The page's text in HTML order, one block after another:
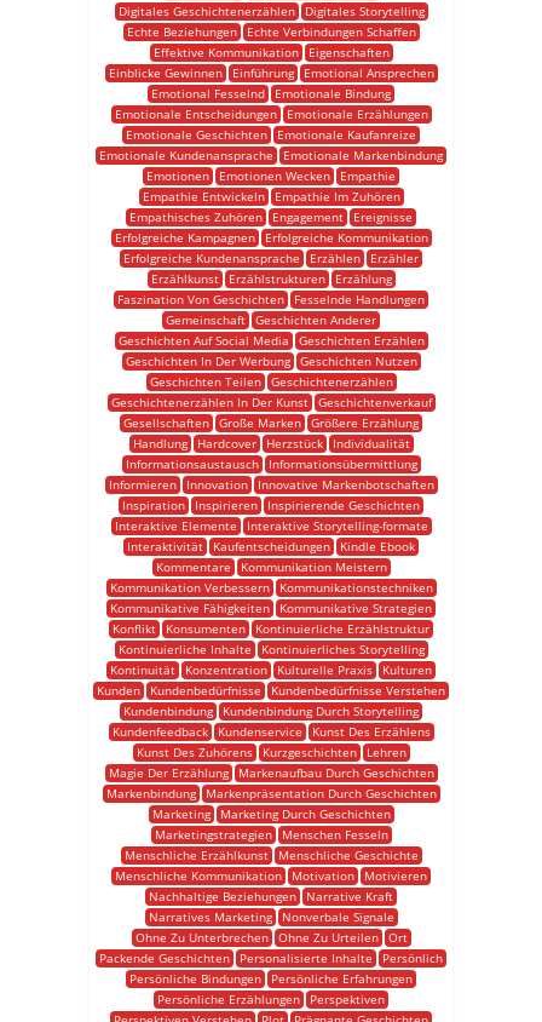
Digitales Geschichtenerzählen
Digitales Storytelling
Echte Beziehungen
Echte Verbindungen Schaffen
Effektive Kommunikation
Eigenschaften
Einblicke Gewinnen
Einführung
Emotional Ansprechen
Emotional Fesselnd
Emotionale Bindung
Emotionale Entscheidungen
Emotionale Erzählungen
Emotionale Geschichten
Emotionale Kaufanreize
Emotionale Kundenansprache
Emotionale Markenbindung
Emotionen
Emotionen Wecken
Empathie
Empathie Entwickeln
Empathie Im Zuhören
Empathisches Zuhören
Engagement
Ereignisse
Erfolgreiche Kampagnen
Erfolgreiche Kommunikation
Erfolgreiche Kundenansprache
Erzählen
Erzähler
Erzählkunst
Erzählstrukturen
Erzählung
Faszination Von Geschichten
Fesselnde Handlungen
Gemeinschaft Geschichten Anderer
Geschichten Auf Social Media
Geschichten Erzählen
Geschichten In Der Werbung
Geschichten Nutzen
Geschichten Teilen
Geschichtenerzählen
Geschichtenerzählen In Der Kunst
Geschichtenverkauf
Gesellschaften Große Marken Größere Erzählung
Handlung
Hardcover Herzstück
Individualität
Informationsaustausch
Informationsübermittlung
Informieren
Innovation
Innovative Markenbotschaften
Inspiration
Inspirieren
Inspirierende Geschichten
Interaktive Elemente
Interaktive Storytelling-formate
Interaktivität
Kaufentscheidungen
Kindle Ebook
Kommentare
Kommunikation Meistern
Kommunikation Verbessern
Kommunikationstechniken
Kommunikative Fähigkeiten
Kommunikative Strategien
Konflikt
Konsumenten
Kontinuierliche Erzählstruktur
Kontinuierliche Inhalte
Kontinuierliches Storytelling
Kontinuität
Konzentration Kulturelle Praxis
Kulturen
Kunden
Kundenbedürfnisse
Kundenbedürfnisse Verstehen
Kundenbindung
Kundenbindung Durch Storytelling
Kundenfeedback
Kundenservice
Kunst Des Erzählens
Kunst Des Zuhörens
Kurzgeschichten
Lehren
Magie Der Erzählung
Markenaufbau Durch Geschichten
Markenbindung
Markenpräsentation Durch Geschichten
Marketing
Marketing Durch Geschichten
Marketingstrategien
Menschen Fesseln
Menschliche Erzählkunst
Menschliche Geschichte
Menschliche Kommunikation
Motivation
Motivieren
Nachhaltige Beziehungen
Narrative Kraft
Narratives Marketing
Nonverbale Signale
Ohne Zu Unterbrechen
Ohne Zu Urteilen
Ort
Packende Geschichten
Personalisierte Inhalte
Persönlich
Persönliche Bindungen
Persönliche Erfahrungen
Persönliche Erzählungen
Perspektiven